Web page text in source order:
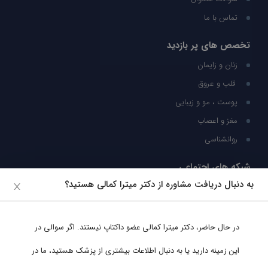
تماس با ما
تخصص های پر بازدید
زنان و زایمان
قلب و عروق
پوست ، مو و زیبایی
مغز و اعصاب
روانشناسی
شبکه های اجتماعی
ما را در شبکه های اجتماعی دنبال کنید
به دنبال دریافت مشاوره از دکتر میترا کمالی هستید؟
در حال حاضر، دکتر میترا کمالی عضو داکتاپ نیستند. اگر سوالی در
این زمینه دارید یا به دنبال اطلاعات بیشتری از پزشک هستید، ما در